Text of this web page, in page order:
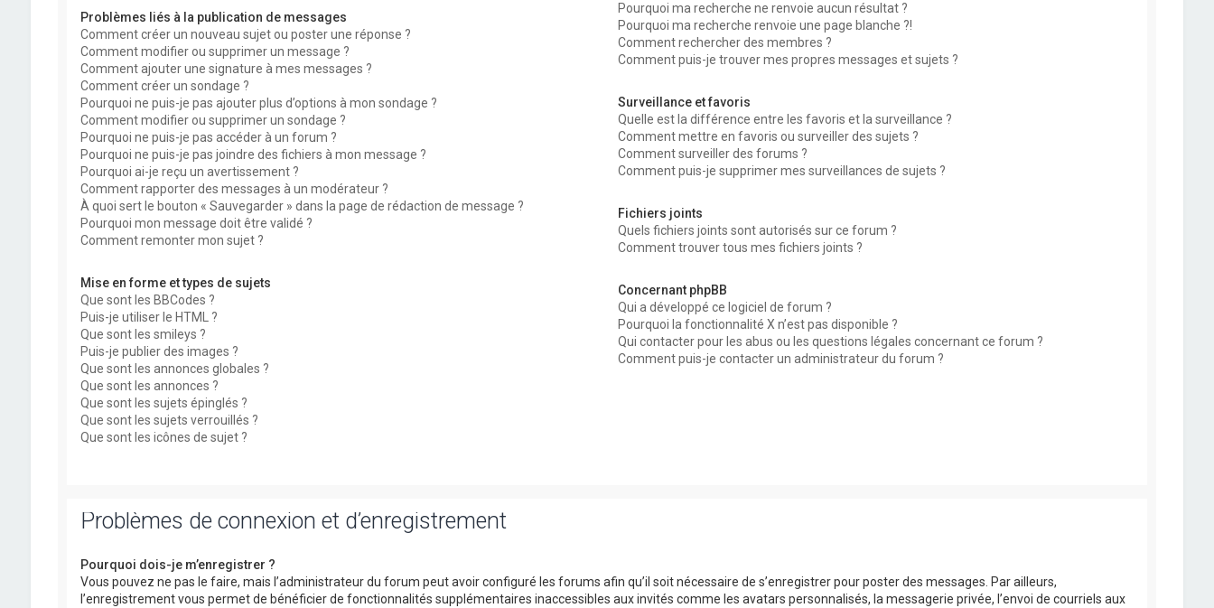
Problèmes liés à la publication de messages
Comment créer un nouveau sujet ou poster une réponse ?
Comment modifier ou supprimer un message ?
Comment ajouter une signature à mes messages ?
Comment créer un sondage ?
Pourquoi ne puis-je pas ajouter plus d’options à mon sondage ?
Comment modifier ou supprimer un sondage ?
Pourquoi ne puis-je pas accéder à un forum ?
Pourquoi ne puis-je pas joindre des fichiers à mon message ?
Pourquoi ai-je reçu un avertissement ?
Comment rapporter des messages à un modérateur ?
À quoi sert le bouton « Sauvegarder » dans la page de rédaction de message ?
Pourquoi mon message doit être validé ?
Comment remonter mon sujet ?
Mise en forme et types de sujets
Que sont les BBCodes ?
Puis-je utiliser le HTML ?
Que sont les smileys ?
Puis-je publier des images ?
Que sont les annonces globales ?
Que sont les annonces ?
Que sont les sujets épinglés ?
Que sont les sujets verrouillés ?
Que sont les icônes de sujet ?
Pourquoi ma recherche ne renvoie aucun résultat ?
Pourquoi ma recherche renvoie une page blanche ?!
Comment rechercher des membres ?
Comment puis-je trouver mes propres messages et sujets ?
Surveillance et favoris
Quelle est la différence entre les favoris et la surveillance ?
Comment mettre en favoris ou surveiller des sujets ?
Comment surveiller des forums ?
Comment puis-je supprimer mes surveillances de sujets ?
Fichiers joints
Quels fichiers joints sont autorisés sur ce forum ?
Comment trouver tous mes fichiers joints ?
Concernant phpBB
Qui a développé ce logiciel de forum ?
Pourquoi la fonctionnalité X n’est pas disponible ?
Qui contacter pour les abus ou les questions légales concernant ce forum ?
Comment puis-je contacter un administrateur du forum ?
Problèmes de connexion et d’enregistrement
Pourquoi dois-je m’enregistrer ?
Vous pouvez ne pas le faire, mais l’administrateur du forum peut avoir configuré les forums afin qu’il soit nécessaire de s’enregistrer pour poster des messages. Par ailleurs,
l’enregistrement vous permet de bénéficier de fonctionnalités supplémentaires inaccessibles aux invités comme les avatars personnalisés, la messagerie privée, l’envoi de courriels aux